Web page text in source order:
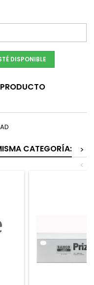
DISPONIBLE
CATEGORÍA:
>
<